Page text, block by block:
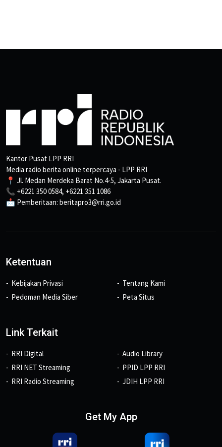
Kantor Pusat LPP RRI
Media radio berita online terpercaya - LPP RRI
📍 Jl. Medan Merdeka Barat No.4-5, Jakarta Pusat.
📞 +6221 350 0584, +6221 351 1086
📩 Pemberitaan: beritapro3@rri.go.id
Ketentuan
Kebijakan Privasi
Pedoman Media Siber
Tentang Kami
Peta Situs
Link Terkait
RRI Digital
RRI NET Streaming
RRI Radio Streaming
Audio Library
PPID LPP RRI
JDIH LPP RRI
Get My App